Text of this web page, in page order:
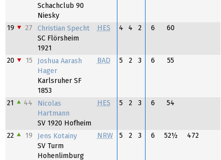
Schachclub 90
Niesky
19 27
Christian Specht
SC Flörsheim
1921
HES 4 4 2 6 60
20 15
Joshua Aarash
Hager
Karlsruher SF
1853
BAD 5 2 3 6 55
21 44
Nicolas
Hartmann
SV 1920 Hofheim
HES 5 2 3 6 54
22 19
Jens Kotainy
SV Turm
Hohenlimburg
NRW 5 2 3 6 52½ 472